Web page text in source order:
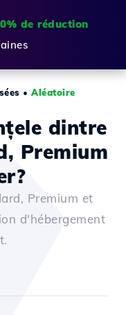
de réduction
• Aléatoire
dintre
Premium
Premium et
d'hébergement